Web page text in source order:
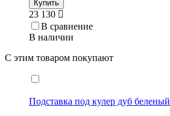
Купить
23 130
В сравнение
В наличии
С этим товаром покупают
Подставка под кулер дуб беленый